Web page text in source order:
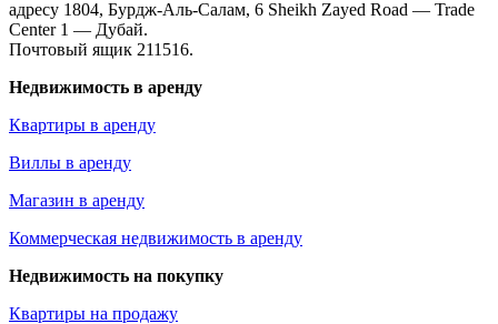
адресу 1804, Бурдж-Аль-Салам, 6 Sheikh Zayed Road — Trade
Center 1 — Дубай.
Почтовый ящик 211516.
Недвижимость в аренду
Квартиры в аренду
Виллы в аренду
Магазин в аренду
Коммерческая недвижимость в аренду
Недвижимость на покупку
Квартиры на продажу